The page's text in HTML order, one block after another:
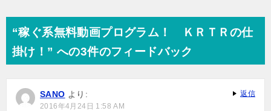
ビ
ゲ
シ
“稼ぐ系無料動画プログラム！ ＫＲＴＲの仕
掛け！” への3件のフィードバック
SANO より:
2016年4月24日 1:58 AM
返信